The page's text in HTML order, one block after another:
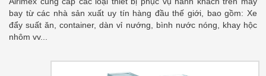
bay từ các nhà sản xuất uy tín hàng đầu thế giới, bao gồm: Xe
đẩy suất ăn, container, dàn vỉ nướng, bình nước nóng, khay hộc
nhôm vv...